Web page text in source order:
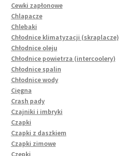
Cewki zapłonowe
Chlapacze
Chlebaki
Chłodnice klimatyzacji (skraplacze)
Chłodnice oleju
Chłodnice powietrza (intercoolery)
Chłodnice spalin
Chłodnice wody
Cięgna
Crash pady
Czajniki i imbryki
Czapki
Czapki z daszkiem
Czapki zimowe
Czepki